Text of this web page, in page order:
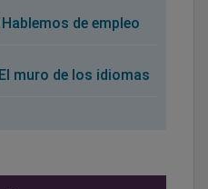
Hablemos de empleo
El muro de los idiomas